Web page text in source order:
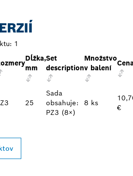
1
Dĺžka,
mm
Set
description
Množstvo
v balení
25
Sada
obsahuje:
PZ3 (8×)
8 ks
€